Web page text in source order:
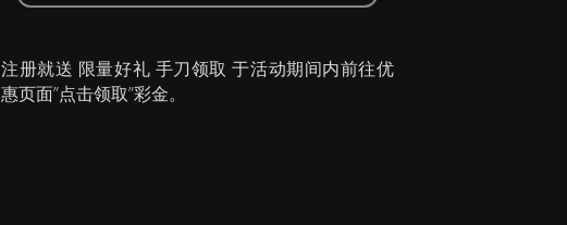
注册就送 限量好礼 手刀领取 于活动期间内前往优
惠页面”点击领取”彩金。